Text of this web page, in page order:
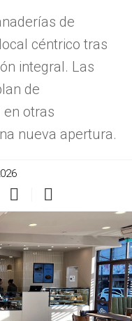
de
céntrico tras
integral. Las
de
otras
nueva apertura.